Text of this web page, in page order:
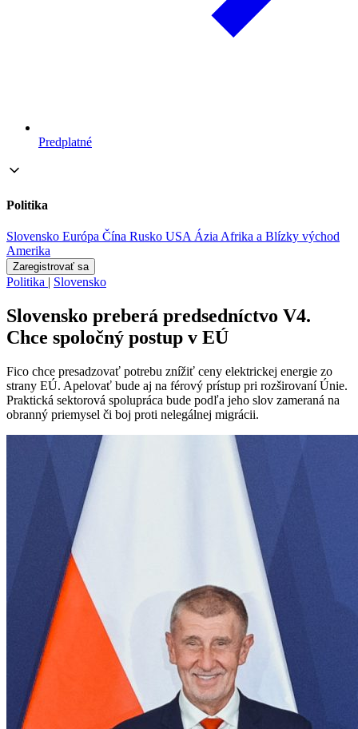
Predplatné
Politika
Slovensko Európa Čína Rusko USA ÁziaAfrika a Blízky východ
Amerika
Zaregistrovať sa
Politika | Slovensko
Slovensko preberá predsedníctvo V4.
Chce spoločný postup v EÚ
Fico chce presadzovať potrebu znížiť ceny elektrickej energie zo
strany EÚ. Apelovať bude aj na férový prístup pri rozširovaní Únie.
Praktická sektorová spolupráca bude podľa jeho slov zameraná na
obranný priemysel či boj proti nelegálnej migrácii.